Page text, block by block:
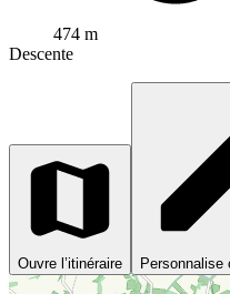
474 m
Descente
Ouvre l’itinéraire Personnalise